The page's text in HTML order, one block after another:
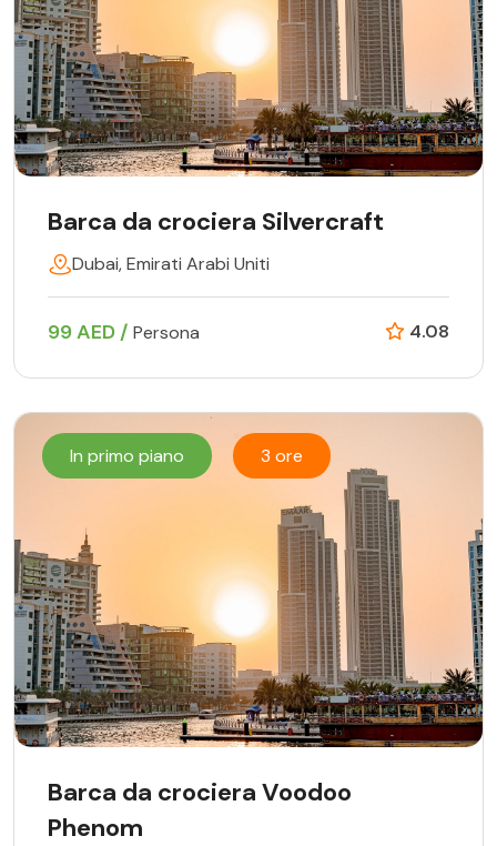
Barca da crociera Silvercraft
Dubai, Emirati Arabi Uniti
99 AED / Persona 4.08
In primo piano 3 ore
Barca da crociera Voodoo
Phenom